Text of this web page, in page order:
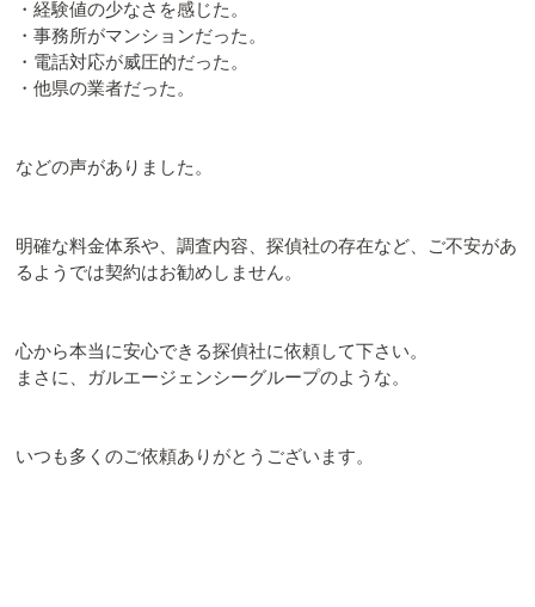
・経験値の少なさを感じた。
・事務所がマンションだった。
・電話対応が威圧的だった。
・他県の業者だった。
などの声がありました。
明確な料金体系や、調査内容、探偵社の存在など、ご不安があ
るようでは契約はお勧めしません。
心から本当に安心できる探偵社に依頼して下さい。
まさに、ガルエージェンシーグループのような。
いつも多くのご依頼ありがとうございます。